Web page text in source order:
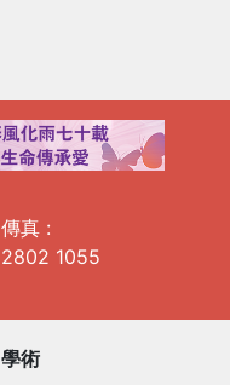
傳真 :
2802 1055
學術